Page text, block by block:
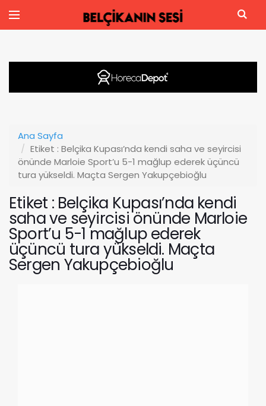
Ana Sayfa
Etiket : Belçika Kupası’nda kendi saha ve seyircisi
önünde Marloie Sport’u 5-1 mağlup ederek üçüncü
tura yükseldi. Maçta Sergen Yakupçebioğlu
Etiket : Belçika Kupası’nda kendi
saha ve seyircisi önünde Marloie
Sport’u 5-1 mağlup ederek
üçüncü tura yükseldi. Maçta
Sergen Yakupçebioğlu